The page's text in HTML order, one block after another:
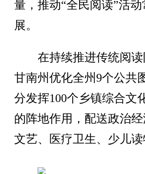
量，推动“全民阅读”活
展。
在持续推进传统阅读
甘南州优化全州9个公共
分发挥100个乡镇综合文
的阵地作用，配送政治
文艺、医疗卫生、少儿